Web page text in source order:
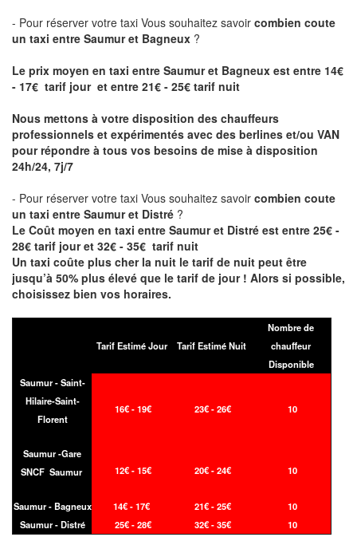
- Pour réserver votre taxi Vous souhaitez savoir combien coute
un taxi entre Saumur et Bagneux ?
Le prix moyen en taxi entre Saumur et Bagneux est entre 14€
- 17€ tarif jour et entre 21€ - 25€ tarif nuit
Nous mettons à votre disposition des chauffeurs
professionnels et expérimentés avec des berlines et/ou VAN
pour répondre à tous vos besoins de mise à disposition
24h/24, 7j/7
- Pour réserver votre taxi Vous souhaitez savoir combien coute
un taxi entre Saumur et Distré ?
Le Coût moyen en taxi entre Saumur et Distré est entre 25€ -
28€ tarif jour et 32€ - 35€ tarif nuit
Un taxi coûte plus cher la nuit le tarif de nuit peut être
jusqu’à 50% plus élevé que le tarif de jour ! Alors si possible,
choisissez bien vos horaires.
Tarif Estimé Jour Tarif Estimé Nuit
Nombre de
chauffeur
Disponible
Saumur - Saint-
Hilaire-Saint-
Florent
16€ - 19€ 23€ - 26€ 10
Saumur -Gare
SNCF Saumur
12€ - 15€ 20€ - 24€ 10
Saumur - Bagneux 14€ - 17€ 21€ - 25€
10
Saumur - Distré
25€ - 28€ 32€ - 35€ 10